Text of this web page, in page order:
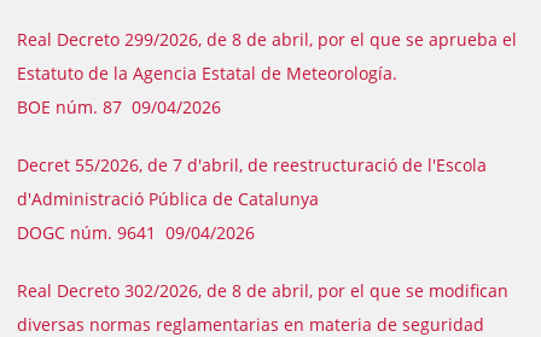
Real Decreto 299/2026, de 8 de abril, por el que se aprueba el
Estatuto de la Agencia Estatal de Meteorología.
BOE núm. 87 09/04/2026
Decret 55/2026, de 7 d'abril, de reestructuració de l'Escola
d'Administració Pública de Catalunya
DOGC núm. 9641 09/04/2026
Real Decreto 302/2026, de 8 de abril, por el que se modifican
diversas normas reglamentarias en materia de seguridad